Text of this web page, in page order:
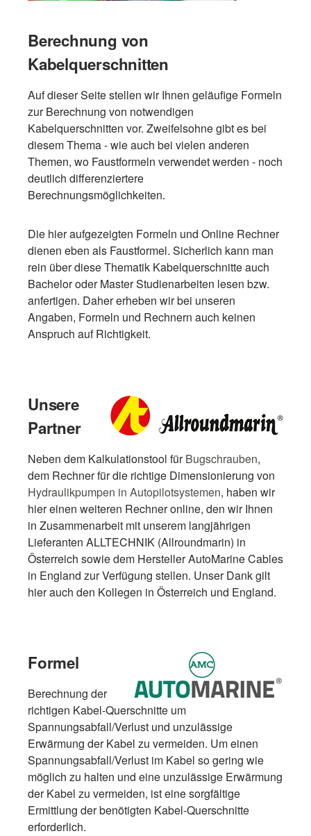
Berechnung von
Kabelquerschnitten
Auf dieser Seite stellen wir Ihnen geläufige Formeln
zur Berechnung von notwendigen
Kabelquerschnitten vor. Zweifelsohne gibt es bei
diesem Thema - wie auch bei vielen anderen
Themen, wo Faustformeln verwendet werden - noch
deutlich differenziertere
Berechnungsmöglichkeiten.
Die hier aufgezeigten Formeln und Online Rechner
dienen eben als Faustformel. Sicherlich kann man
rein über diese Thematik Kabelquerschnitte auch
Bachelor oder Master Studienarbeiten lesen bzw.
anfertigen. Daher erheben wir bei unseren
Angaben, Formeln und Rechnern auch keinen
Anspruch auf Richtigkeit.
Unsere
Partner
Neben dem Kalkulationstool fürBugschrauben,
dem Rechner für die richtige Dimensionierung von
Hydraulikpumpen in Autopilotsystemen, haben wir
hier einen weiteren Rechner online, den wir Ihnen
in Zusammenarbeit mit unserem langjährigen
Lieferanten ALLTECHNIK (Allroundmarin) in
Österreich sowie dem Hersteller AutoMarine Cables
in England zur Verfügung stellen. Unser Dank gilt
hier auch den Kollegen in Österreich und England.
Formel
Berechnung der
richtigen Kabel-Querschnitte um
Spannungsabfall/Verlust und unzulässige
Erwärmung der Kabel zu vermeiden. Um einen
Spannungsabfall/Verlust im Kabel so gering wie
möglich zu halten und eine unzulässige Erwärmung
der Kabel zu vermeiden, ist eine sorgfältige
Ermittlung der benötigten Kabel-Querschnitte
erforderlich.